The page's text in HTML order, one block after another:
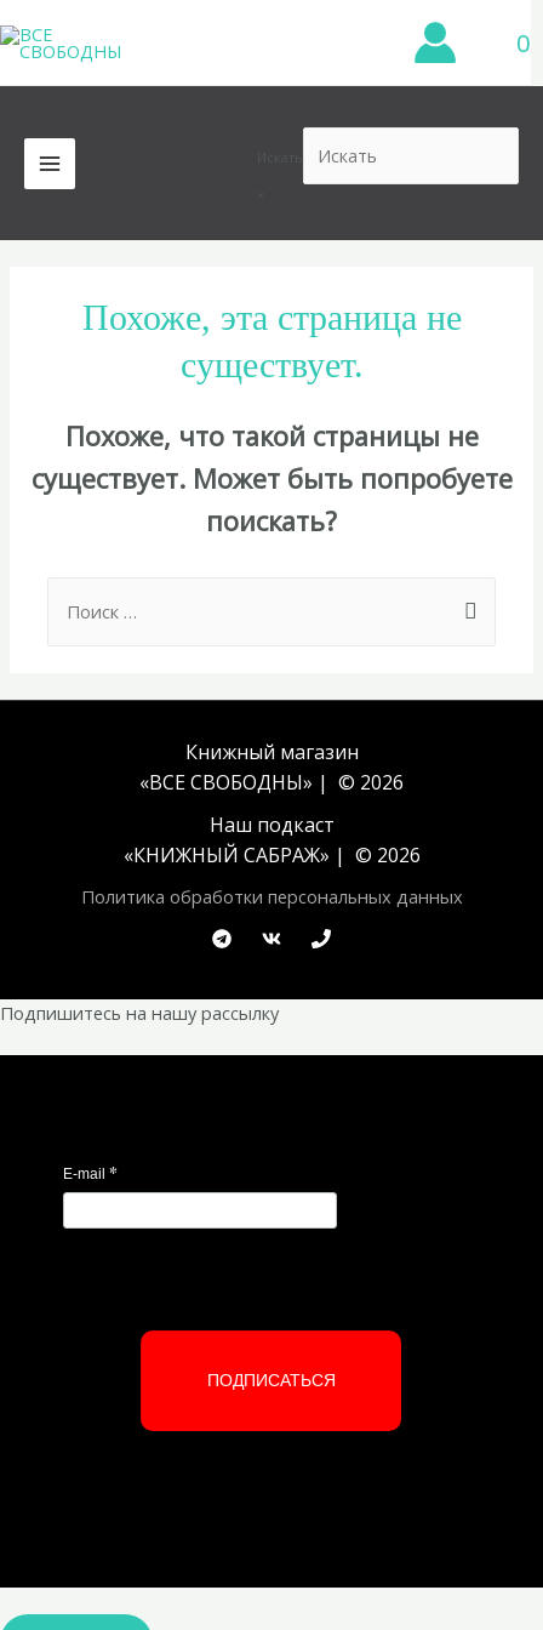
к
содержимому
0
MAIN
MENU
Похоже, эта страница не
существует.
Похоже, что такой страницы не
существует. Может быть попробуете
поискать?
for:
Книжный магазин
«ВСЕ СВОБОДНЫ» | © 2026
Наш подкаст
«КНИЖНЫЙ САБРАЖ» | © 2026
Политика обработки персональных данных
Подпишитесь на нашу рассылку
E-mail *
ПОДПИСАТЬСЯ